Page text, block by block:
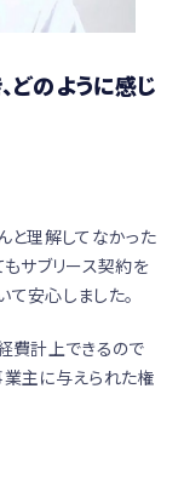
どのように感じ
と理解してなかった
もサブリース契約を
安心しました。
費計上できるので
業主に与えられた権